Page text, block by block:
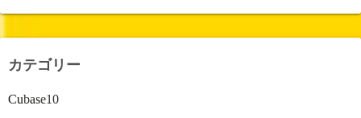
カテゴリー
Cubase10